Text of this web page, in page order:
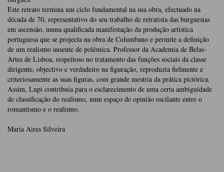
Este retrato termina um ciclo fundamental na sua obra, efectuado na
década de 70, representativo do seu trabalho de retratista das burguesias
em ascensão, numa qualificada manifestação da produção artística
portuguesa que se projecta na obra de Columbano e permite a definição
de um realismo ausente de polémica. Professor da Academia de Belas-
Artes de Lisboa, respeitoso no tratamento das funções sociais da classe
dirigente, objectivo e verdadeiro na figuração, reproduzia fielmente e
criteriosamente as suas figuras, com grande mestria da prática pictórica.
Assim, Lupi contribuía para o esclarecimento de uma certa ambiguidade
de classificação do realismo, num espaço de opinião oscilante entre o
romantismo e o realismo.
Maria Aires Silveira